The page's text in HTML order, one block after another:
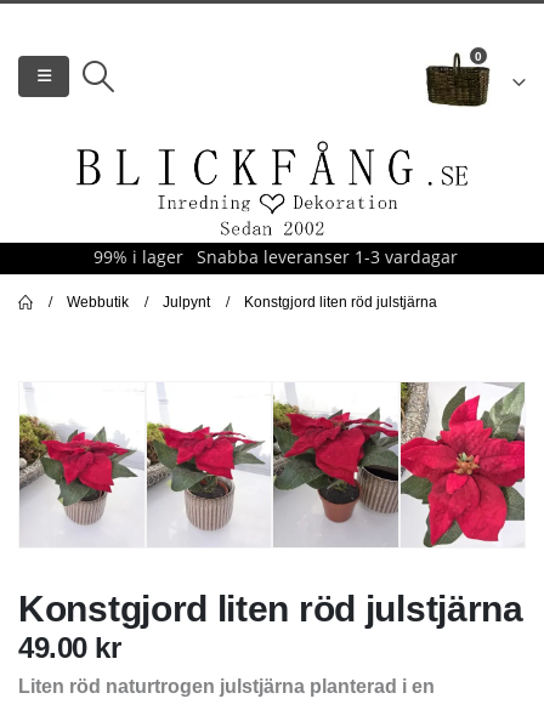
0
99% i lager Snabba leveranser 1-3 vardagar
Webbutik Julpynt Konstgjord liten röd julstjärna
Konstgjord liten röd julstjärna
49.00 kr
Liten röd naturtrogen julstjärna planterad i en